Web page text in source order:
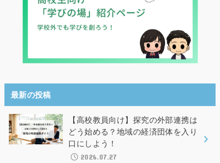
最新の投稿
【高校教員向け】探究の外部連携は
どう始める？地域の経済団体を入り
口にしよう！
2026.07.27